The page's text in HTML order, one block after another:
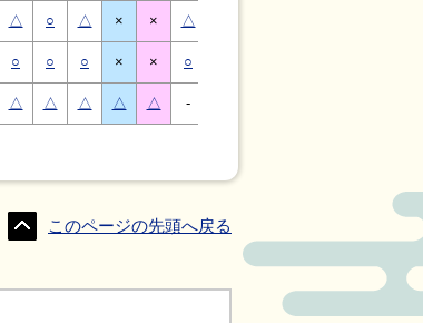
△ ○ △ × × △
○ ○ ○ × × ○
△ △ △ △ △ -
このページの先頭へ戻る